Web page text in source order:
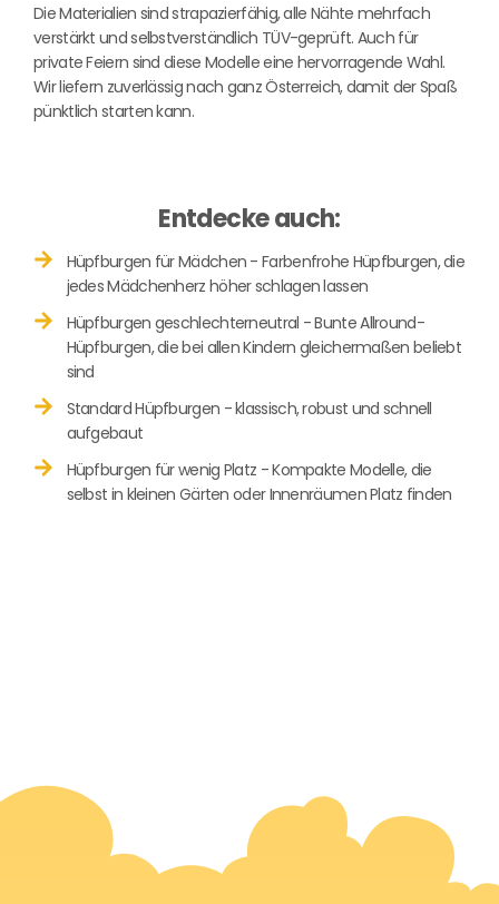
Die Materialien sind strapazierfähig, alle Nähte mehrfach
verstärkt und selbstverständlich TÜV-geprüft. Auch für
private Feiern sind diese Modelle eine hervorragende Wahl.
Wir liefern zuverlässig nach ganz Österreich, damit der Spaß
pünktlich starten kann.
Entdecke auch:
Hüpfburgen für Mädchen - Farbenfrohe Hüpfburgen, die
jedes Mädchenherz höher schlagen lassen
Hüpfburgen geschlechterneutral - Bunte Allround-
Hüpfburgen, die bei allen Kindern gleichermaßen beliebt
sind
Standard Hüpfburgen - klassisch, robust und schnell
aufgebaut
Hüpfburgen für wenig Platz - Kompakte Modelle, die
selbst in kleinen Gärten oder Innenräumen Platz finden